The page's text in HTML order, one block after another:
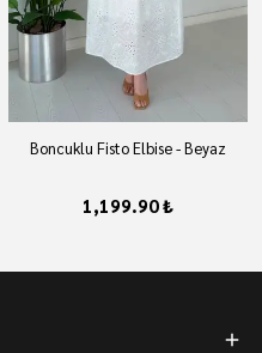
Boncuklu Fisto Elbise - Beyaz
1,199.90 ₺